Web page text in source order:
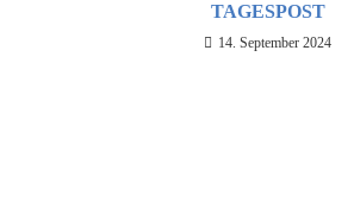
TAGESPOST
14. September 2024